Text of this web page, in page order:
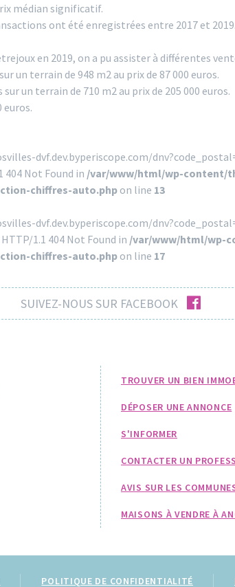
médian significatif.
ont été enregistrées entre 2017 et
en 2019, on a pu assister à différentes
un terrain de 948 m2 au prix de 87 000 euros.
un terrain de 710 m2 au prix de 205 000 euros.
euros.
dvf.dev.byperiscope.com/
404 Not Found in /var/www/html/wp-content/
chiffres-auto.php on line 13
dvf.dev.byperiscope.com/
1.1 404 Not Found in /var/www/html/wp-
chiffres-auto.php on line 17
SUIVEZ-NOUS SUR FACEBOOK
TROUVER UN BIEN
DÉPOSER UNE ANNONCE
S'INFORMER
CONTACTER UN
AVIS SUR LES
MAISONS À VENDRE À
POLITIQUE DE CONFIDENTIALITÉ